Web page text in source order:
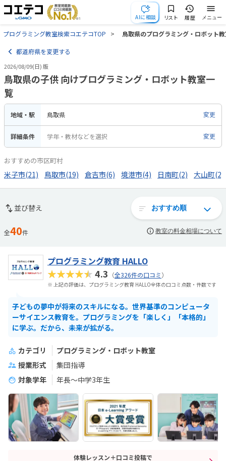
AIに相談 リスト 履歴 メニュー
プログラミング教室検索コエテコTOP 鳥取県のプログラミング・ロボット
都道府県を変更する
2026/08/09(日) 版
鳥取県の子供 向けプログラミング・ロボット教室一
覧
地域・駅 鳥取県 変更
詳細条件 学年・教材などを選択 変更
おすすめの市区町村
米子市(21) 鳥取市(19) 倉吉市(6) 境港市(4) 日南町(2) 大山町(2)
並び替え
全40件 教室の料金相場について
プログラミング教育 HALLO
★★★★★4.3 （全326件の口コミ）
※ 上記の評価は、プログラミング教育 HALLO全体の口コミ点数・件数です
子どもの夢中が将来のスキルになる。世界基準のコンピュータ
ーサイエンス教育を。プログラミングを「楽しく」「本格的」
に学ぶ。だから、未来が拡がる。
カテゴリ
プログラミング・ロボット教室
授業形式
集団指導
対象学年
年長～中学3年生
体験レッスン＋口コミ投稿で